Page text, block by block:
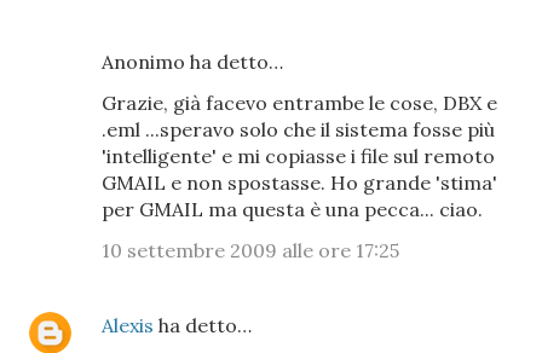
Anonimo ha detto…
Grazie, già facevo entrambe le cose, DBX e
.eml ...speravo solo che il sistema fosse più
'intelligente' e mi copiasse i file sul remoto
GMAIL e non spostasse. Ho grande 'stima'
per GMAIL ma questa è una pecca... ciao.
10 settembre 2009 alle ore 17:25
Alexis ha detto…